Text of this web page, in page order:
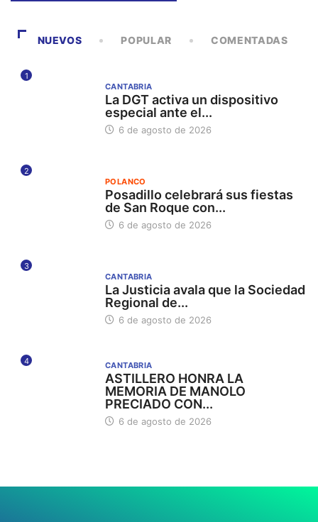
NUEVOS POPULAR COMENTADAS
1
CANTABRIA
La DGT activa un dispositivo
especial ante el...
6 de agosto de 2026
2
POLANCO
Posadillo celebrará sus fiestas
de San Roque con...
6 de agosto de 2026
3
CANTABRIA
La Justicia avala que la Sociedad
Regional de...
6 de agosto de 2026
4 CANTABRIA
ASTILLERO HONRA LA
MEMORIA DE MANOLO
PRECIADO CON...
6 de agosto de 2026